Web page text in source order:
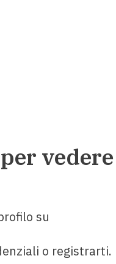
vedere
su
o registrarti.